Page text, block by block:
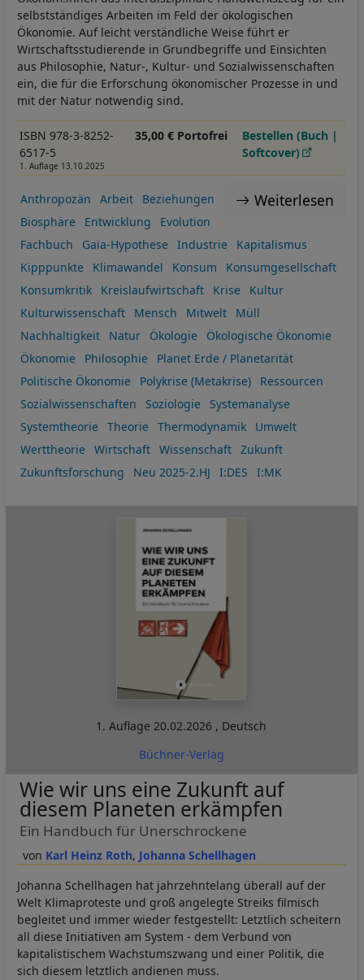
selbstständiges Arbeiten im Feld der ökologischen
Ökonomie. Auf leicht verständliche Weise führt er
Wirtschaftsstudierende in Grundbegriffe und Einsichten
aus Philosophie, Natur-, Kultur- und Sozialwissenschaften
ein, die für die Erforschung ökonomischer Prozesse in und
mit der Natur notwendig sind.
ISBN 978-3-8252-
6517-5
1. Auflage 13.10.2025
35,00 € Portofrei
Bestellen (Buch |
Softcover)
Weiterlesen
Anthropozän Arbeit
Beziehungen
Biosphäre
Entwicklung
Evolution
Fachbuch
Gaia-Hypothese Industrie
Kapitalismus
Kipppunkte
Klimawandel Konsum
Konsumgesellschaft
Konsumkritik
Kreislaufwirtschaft Krise
Kultur
Kulturwissenschaft
Mensch Mitwelt
Müll
Nachhaltigkeit
Natur Ökologie
Ökologische Ökonomie
Ökonomie
Philosophie
Planet Erde / Planetarität
Politische Ökonomie
Polykrise (Metakrise)
Ressourcen
Sozialwissenschaften
Soziologie
Systemanalyse
Systemtheorie
Theorie Thermodynamik
Umwelt
Werttheorie
Wirtschaft Wissenschaft
Zukunft
Zukunftsforschung
Neu 2025-2.HJ I:DES I:MK
1. Auflage20.02.2026 , Deutsch
Büchner-Verlag
Karl Heinz Roth Johanna Schellhagen
Wie wir uns eine Zukunft auf
diesem Planeten erkämpfen
Ein Handbuch für Unerschrockene
Johanna Schellhagen hat jahrzehntelang überall auf der
Welt Klimaproteste und groß angelegte Streiks filmisch
begleitet und immer wieder festgestellt: Letztlich scheitern
all diese Initiativen am System - dem Verbund von
kapitalistischem Wachstumszwang und einer Politik, die
sich diesem letztlich andienen muss.